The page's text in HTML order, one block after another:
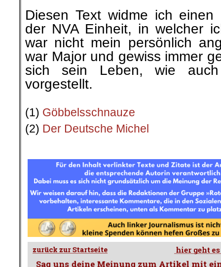
Diesen Text widme ich einen
der NVA Einheit, in welcher
war nicht mein persönlich
war Major und gewiss immer
sich sein Leben, wie
vorgestellt.
(1) Göbbelsschnauze
(2) Der Deutsche Michel